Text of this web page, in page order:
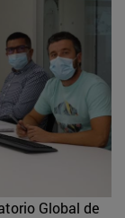
Global de